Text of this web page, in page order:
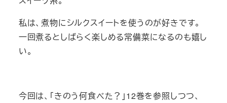
私は、煮物にシルクスイートを使うのが好きです。
一回煮るとしばらく楽しめる常備菜になるのも嬉し
い。
今回は、「きのう何食べた？」12巻を参照しつつ、